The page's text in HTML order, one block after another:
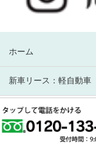
ホーム
新車リース：軽自動車
新車リース：アルファ